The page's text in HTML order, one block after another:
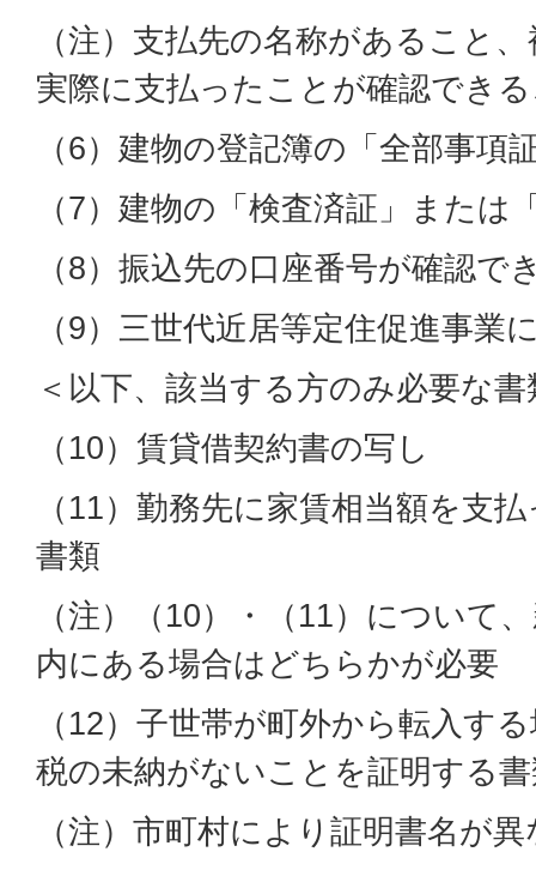
（注）支払先の名称があること
実際に支払ったことが確認でき
（6）建物の登記簿の「全部事項
（7）建物の「検査済証」または
（8）振込先の口座番号が確認で
（9）三世代近居等定住促進事業
＜以下、該当する方のみ必要な書
（10）賃貸借契約書の写し
（11）勤務先に家賃相当額を支
書類
（注）（10）・（11）について
内にある場合はどちらかが必要
（12）子世帯が町外から転入す
税の未納がないことを証明する
（注）市町村により証明書名が